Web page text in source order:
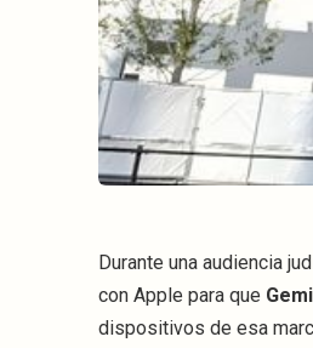
Durante una audiencia
con Apple para que
dispositivos de esa